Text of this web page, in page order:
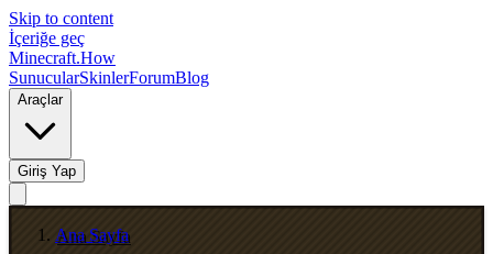
Skip to content
İçeriğe geç
Minecraft.How
SunucularSkinlerForumBlog
Araçlar
Giriş Yap
Ana Sayfa